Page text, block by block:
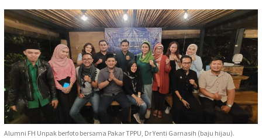
Alumni FH Unpak berfoto bersama Pakar TPPU, Dr Yenti Garnasih (baju hijau).